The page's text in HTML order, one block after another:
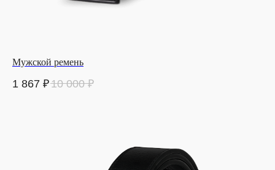
Мужской ремень
1 867 ₽10 000 ₽